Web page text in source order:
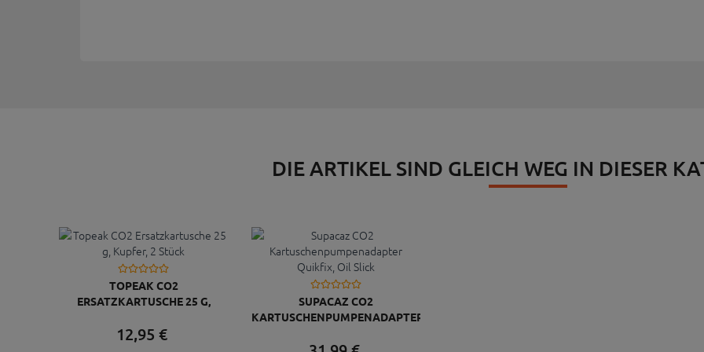
DIE ARTIKEL SIND GLEICH WEG IN DIESER
TOPEAK CO2
ERSATZKARTUSCHE 25 G,
12,95 €
SUPACAZ CO2
KARTUSCHENPUMPENADAPTER